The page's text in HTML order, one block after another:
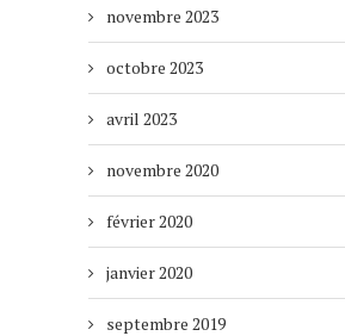
novembre 2023
octobre 2023
avril 2023
novembre 2020
février 2020
janvier 2020
septembre 2019